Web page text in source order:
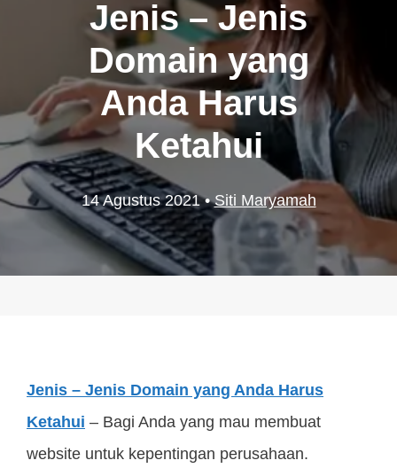
Jenis – Jenis
Domain yang
Anda Harus
Ketahui
14 Agustus 2021•Siti Maryamah
Jenis – Jenis Domain yang Anda Harus
Ketahui – Bagi Anda yang mau membuat
website untuk kepentingan perusahaan.